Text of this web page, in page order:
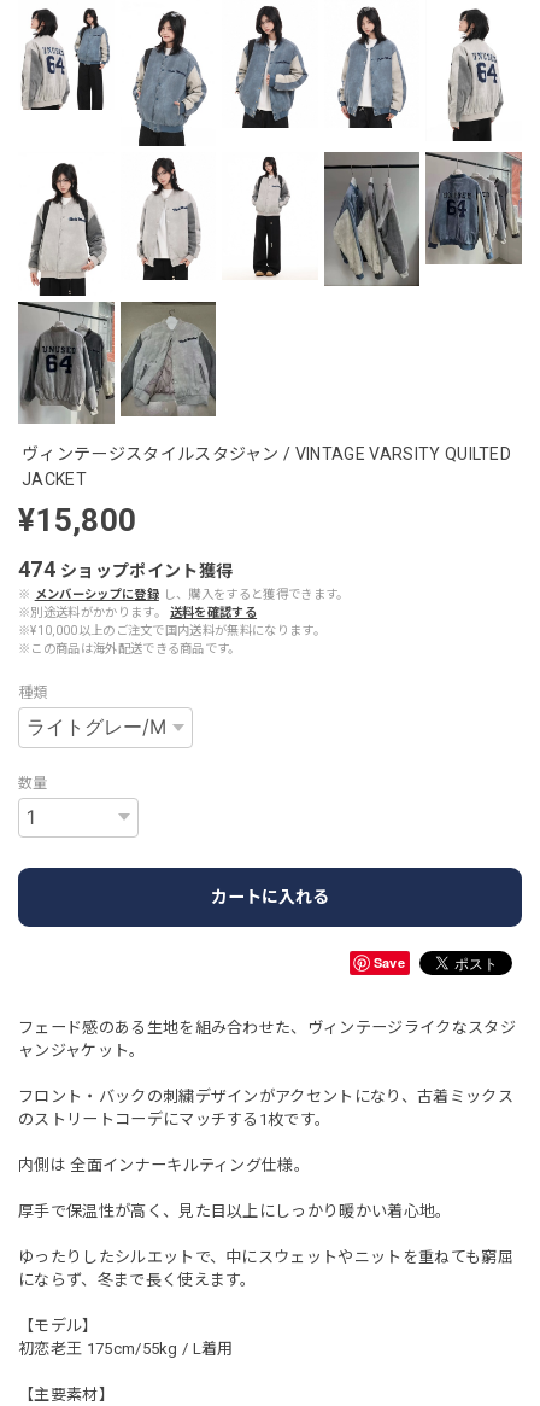
ヴィンテージスタイルスタジャン / VINTAGE VARSITY QUILTED
JACKET
¥15,800
474 ショップポイント獲得
※ メンバーシップに登録 し、購入をすると獲得できます。
※別途送料がかかります。
送料を確認する
※¥10,000以上のご注文で国内送料が無料になります。
※この商品は海外配送できる商品です。
種類
数量
カートに入れる
Save
フェード感のある生地を組み合わせた、ヴィンテージライクなスタジ
ャンジャケット。
フロント・バックの刺繍デザインがアクセントになり、古着ミックス
のストリートコーデにマッチする1枚です。
内側は 全面インナーキルティング仕様。
厚手で保温性が高く、見た目以上にしっかり暖かい着心地。
ゆったりしたシルエットで、中にスウェットやニットを重ねても窮屈
にならず、冬まで長く使えます。
【モデル】
初恋老王 175cm/55kg / L着用
【主要素材】